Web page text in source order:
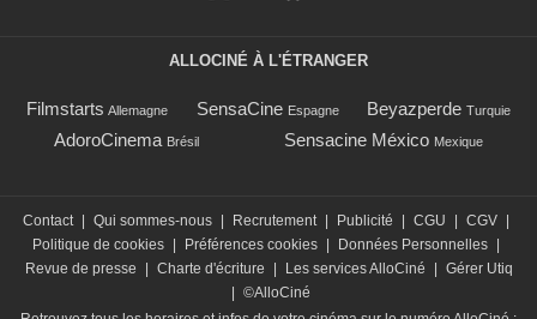
ALLOCINÉ À L'ÉTRANGER
Filmstarts Allemagne SensaCine Espagne Beyazperde Turquie
AdoroCinema Brésil Sensacine México Mexique
Contact Qui sommes-nous Recrutement Publicité CGU CGV
Politique de cookies
Préférences cookies Données Personnelles
Revue de presse
Charte d'écriture Les services AlloCiné
Gérer Utiq
©AlloCiné